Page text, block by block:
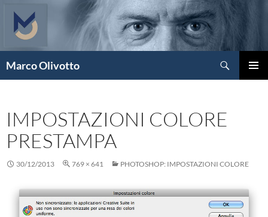
contenuto
Marco Olivotto
IMPOSTAZIONI COLORE
PRESTAMPA
30/12/2013 769 × 641 PHOTOSHOP: IMPOSTAZIONI COLORE